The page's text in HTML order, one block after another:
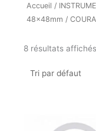
Accueil /
48x48mm /
8 résultats affichés